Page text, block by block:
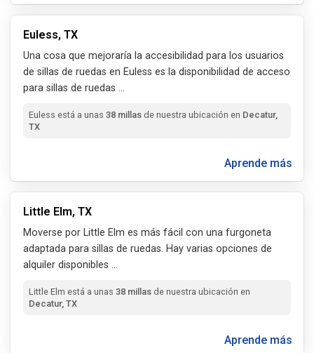
Euless, TX
Una cosa que mejoraría la accesibilidad para los usuarios
de sillas de ruedas en Euless es la disponibilidad de acceso
para sillas de ruedas ...
Euless está a unas 38 millas de nuestra ubicación en Decatur,
TX
Aprende más
Little Elm, TX
Moverse por Little Elm es más fácil con una furgoneta
adaptada para sillas de ruedas. Hay varias opciones de
alquiler disponibles ...
Little Elm está a unas 38 millas de nuestra ubicación en
Decatur, TX
Aprende más